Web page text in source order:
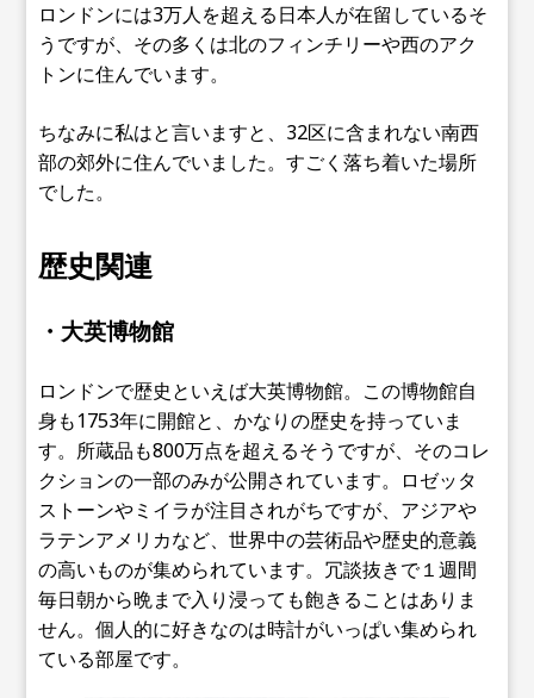
ロンドンには3万人を超える日本人が在留しているそ
うですが、その多くは北のフィンチリーや西のアク
トンに住んでいます。
ちなみに私はと言いますと、32区に含まれない南西
部の郊外に住んでいました。すごく落ち着いた場所
でした。
歴史関連
・大英博物館
ロンドンで歴史といえば大英博物館。この博物館自
身も1753年に開館と、かなりの歴史を持っていま
す。所蔵品も800万点を超えるそうですが、そのコレ
クションの一部のみが公開されています。ロゼッタ
ストーンやミイラが注目されがちですが、アジアや
ラテンアメリカなど、世界中の芸術品や歴史的意義
の高いものが集められています。冗談抜きで１週間
毎日朝から晩まで入り浸っても飽きることはありま
せん。個人的に好きなのは時計がいっぱい集められ
ている部屋です。